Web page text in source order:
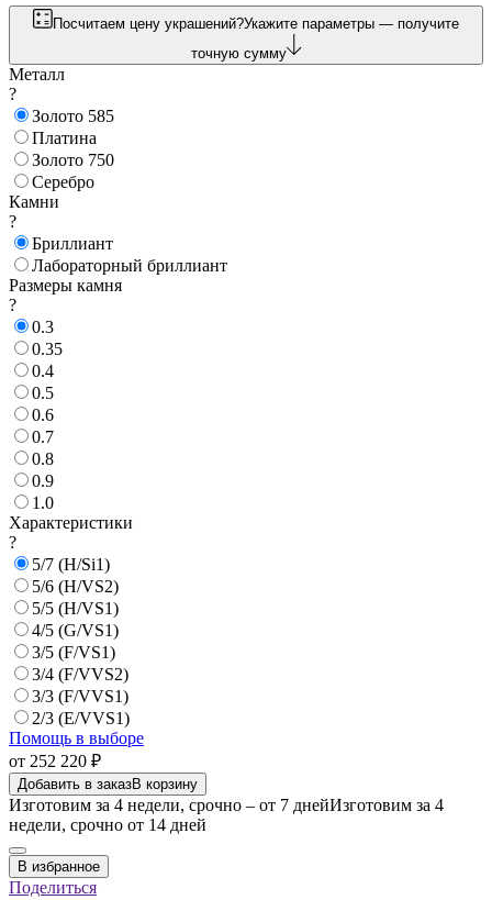
Посчитаем цену украшений?Укажите параметры — получите
точную сумму
Металл
?
Золото 585
Платина
Золото 750
Серебро
Камни
?
Бриллиант
Лабораторный бриллиант
Размеры камня
?
0.3
0.35
0.4
0.5
0.6
0.7
0.8
0.9
1.0
Характеристики
?
5/7 (H/Si1)
5/6 (H/VS2)
5/5 (H/VS1)
4/5 (G/VS1)
3/5 (F/VS1)
3/4 (F/VVS2)
3/3 (F/VVS1)
2/3 (E/VVS1)
Помощь в выборе
от 252 220 ₽
Добавить в заказВ корзину
Изготовим за 4 недели, срочно – от 7 днейИзготовим за 4
недели, срочно от 14 дней
В избранное
Поделиться